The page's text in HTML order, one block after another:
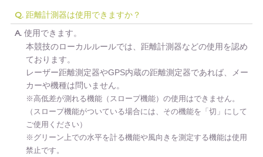
Q. 距離計測器は使用できますか？
A. 使用できます。
本競技のローカルルールでは、距離計測器などの使用を認め
ております。
レーザー距離測定器やGPS内蔵の距離測定器であれば、メー
カーや機種は問いません。
※高低差が測れる機能（スロープ機能）の使用はできません。
（スロープ機能がついている場合には、その機能を「切」にして
ご使用ください）
※グリーン上での水平を計る機能や風向きを測定する機能は使用
禁止です。